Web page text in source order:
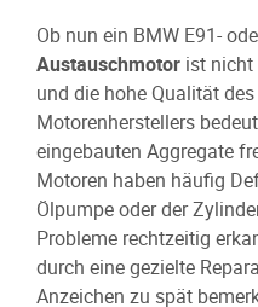
Ob nun ein BMW E91-
Austauschmotor ist nicht
und die hohe Qualität
Motorenherstellers
eingebauten Aggregate
Motoren haben häufig
Ölpumpe oder der
Probleme rechtzeitig
durch eine gezielte
Anzeichen zu spät